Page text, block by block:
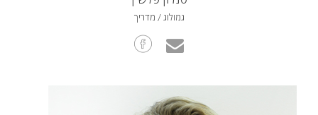
גמולוג / מדריך